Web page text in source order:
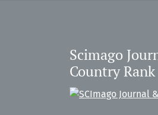
Scimago
Country Rank